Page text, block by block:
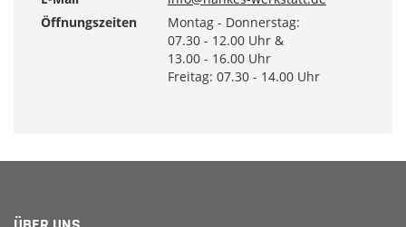
Öffnungszeiten
Montag - Donnerstag:
07.30 - 12.00 Uhr &
13.00 - 16.00 Uhr
Freitag: 07.30 - 14.00 Uhr